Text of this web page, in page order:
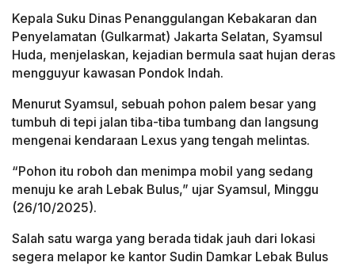
Kepala Suku Dinas Penanggulangan Kebakaran dan
Penyelamatan (Gulkarmat) Jakarta Selatan, Syamsul
Huda, menjelaskan, kejadian bermula saat hujan deras
mengguyur kawasan Pondok Indah.
Menurut Syamsul, sebuah pohon palem besar yang
tumbuh di tepi jalan tiba-tiba tumbang dan langsung
mengenai kendaraan Lexus yang tengah melintas.
“Pohon itu roboh dan menimpa mobil yang sedang
menuju ke arah Lebak Bulus,” ujar Syamsul, Minggu
(26/10/2025).
Salah satu warga yang berada tidak jauh dari lokasi
segera melapor ke kantor Sudin Damkar Lebak Bulus